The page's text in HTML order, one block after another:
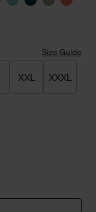
Size Guide
XXL XXXL